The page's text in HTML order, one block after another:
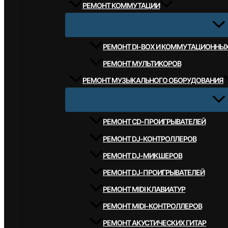
РЕМОНТ КОММУТАЦИИ
РЕМОНТ DI-BOX И
РЕМОНТ МУЛЬТИКОРОВ
РЕМОНТ МУЗЫКАЛЬНОГО ОБОРУДОВАНИЯ
РЕМОНТ CD-ПРОИГРЫВАТЕЛЕЙ
РЕМОНТ DJ-КОНТРОЛЛЕРОВ
РЕМОНТ DJ-МИКШЕРОВ
РЕМОНТ DJ-ПРОИГРЫВАТЕЛЕЙ
РЕМОНТ MIDI КЛАВИАТУР
РЕМОНТ MIDI-КОНТРОЛЛЕРОВ
РЕМОНТ АКУСТИЧЕСКИХ ГИТАР